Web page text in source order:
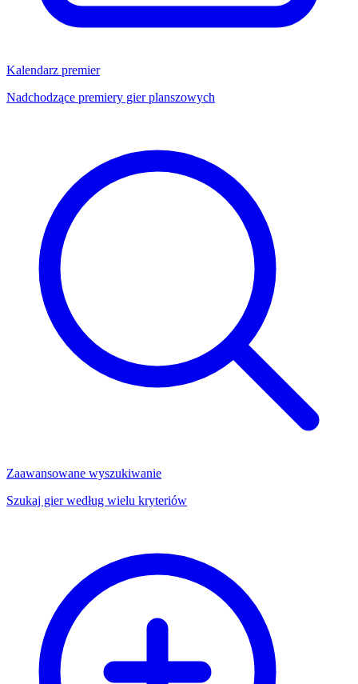
Kalendarz premier
Nadchodzące premiery gier planszowych
Zaawansowane wyszukiwanie
Szukaj gier według wielu kryteriów